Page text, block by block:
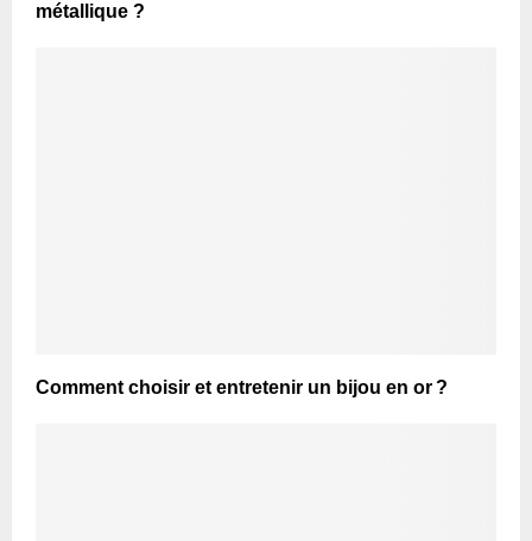
métallique ?
Comment choisir et entretenir un bijou en or ?